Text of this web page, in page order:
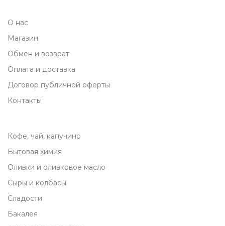
О нас
Магазин
Обмен и возврат
Оплата и доставка
Договор публичной оферты
Контакты
Кофе, чай, капучино
Бытовая химия
Оливки и оливковое масло
Сыры и колбасы
Сладости
Бакалея